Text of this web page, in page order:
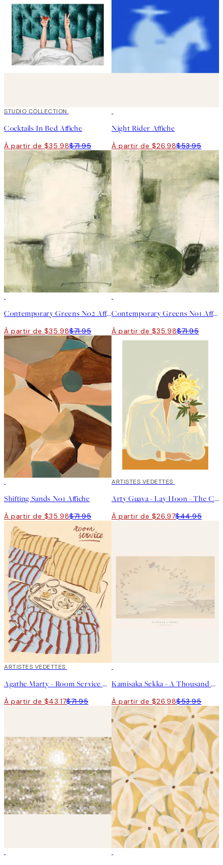
50%*
STUDIO COLLECTION
Cocktails In Bed Affiche
À partir de $35.98$71.95
Night Rider Affiche
À partir de $26.98$53.95
Contemporary Greens No2 Affiche
À partir de $35.98$71.95
Contemporary Greens No1 Affiche
À partir de $35.98$71.95
Shifting Sands No1 Affiche
À partir de $35.98$71.95
40%*
ARTISTES VEDETTES
Arty Guava - Lay Hoon - The Chrysanthemum Affiche
À partir de $26.97$44.95
40%*
ARTISTES VEDETTES
Agathe Marty - Room Service Affiche
À partir de $43.17$71.95
Kamisaka Sekka - A Thousand Grasses Pl.09 Affiche
À partir de $26.98$53.95